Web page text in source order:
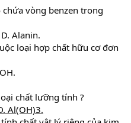
chứa vòng benzen trong
Alanin.
loại hợp chất hữu cơ đơn
chất lưỡng tính ?
Al(OH)3.